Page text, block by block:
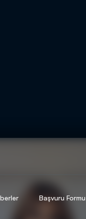
Başvuru Formu